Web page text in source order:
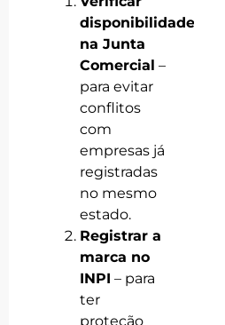
disponibilidade
na Junta
Comercial –
para evitar
conflitos
com
empresas já
registradas
no mesmo
estado.
Registrar a
marca no
INPI – para
ter
proteção